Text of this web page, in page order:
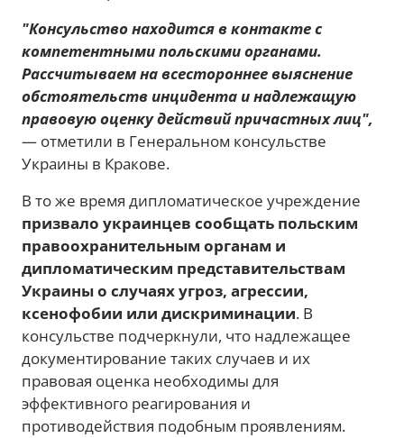
"Консульство находится в контакте с
компетентными польскими органами.
Рассчитываем на всестороннее выяснение
обстоятельств инцидента и надлежащую
правовую оценку действий причастных лиц",
— отметили в Генеральном консульстве
Украины в Кракове.
В то же время дипломатическое учреждение
призвало украинцев сообщать польским
правоохранительным органам и
дипломатическим представительствам
Украины о случаях угроз, агрессии,
ксенофобии или дискриминации. В
консульстве подчеркнули, что надлежащее
документирование таких случаев и их
правовая оценка необходимы для
эффективного реагирования и
противодействия подобным проявлениям.